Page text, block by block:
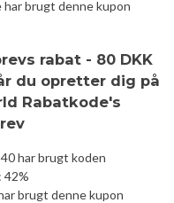
har brugt denne kupon
rabat - 80 DKK
du opretter dig på
Rabatkode's
har brugt koden
42%
brugt denne kupon